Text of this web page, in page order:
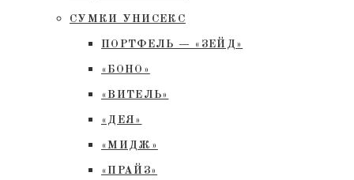
СУМКИ УНИСЕКС
ПОРТФЕЛЬ — «ЗЕЙД»
«БОНО»
«ВИТЕЛЬ»
«ДЕЯ»
«МИДЖ»
«ПРАЙЗ»